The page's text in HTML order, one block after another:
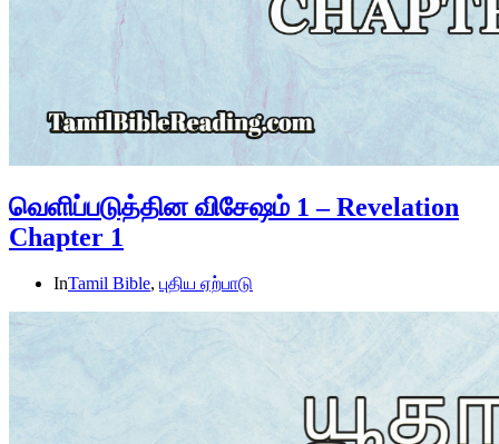
வெளிப்படுத்தின விசேஷம் 1 – Revelation
Chapter 1
InTamil Bible, புதிய ஏற்பாடு